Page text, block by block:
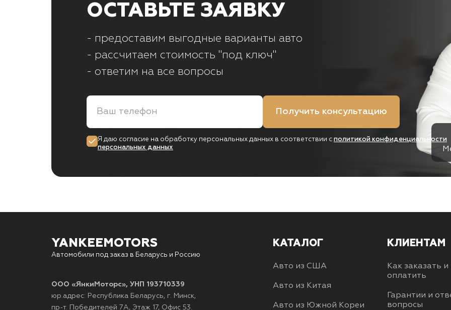
ОСТАВЬТЕ ЗАЯВКУ
- предоставим выгодные варианты авто
- рассчитаем стоимость "под ключ"
- ответим на все вопросы
Получить консультацию
Я даю согласие на обработку персональных данных в соответствии с политикой конфиденциальности
персональных данных
КАТАЛОГ
Авто из США
Авто из Китая
Авто из Южной Кореи
КЛИЕНТАМ
Как заказать и
оплатить
Гарантии и
вопросы
YANKEEMOTORS
Автомобили под заказ в Беларусь и Россию
ООО «ЯнкиМоторс», УНП 193710339
юр.адрес: Республика Беларусь, г. Минск,
пр-т. Победителей 7А, Этаж 17, Офис 53.